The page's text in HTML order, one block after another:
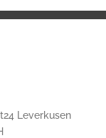
Leverkusen